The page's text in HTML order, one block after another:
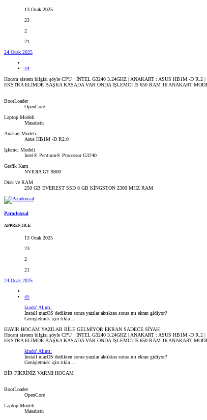
13 Ocak 2025
23
2
21
24 Ocak 2025
#4
Hocam sistem bilgisi şöyle CPU : İNTEL G3240 3.24GHZ | ANAKART : ASUS HB1M -D
EKSTRA ELİMDE BAŞKA KASADA VAR ONDA İŞLEMCİ İ5 650 RAM 16 ANAKART
BootLoader
OpenCore
Laptop Modeli
Masaüstü
Anakart Modeli
Asus HB1M -D R2.0
İşlemci Modeli
Intel® Pentium® Processor G3240
Grafik Kartı
NVIDIA GT 9800
Disk ve RAM
250 GB EVEREST SSD 8 GB KİNGSTON 2300 MHZ RAM
Paradoxsal
APPRENTICE
13 Ocak 2025
23
2
21
24 Ocak 2025
#5
kindo' Alıntı:
İnstall macOS dedikten sonra yazılar aktıktan sonra mı ekran gidiyor?
Genişletmek için tıkla ...
HAYIR HOCAM YAZILAR BİLE GELMİYOR EKRAN SADECE SİYAH
Hocam sistem bilgisi şöyle CPU : İNTEL G3240 3.24GHZ | ANAKART : ASUS HB1M -D
EKSTRA ELİMDE BAŞKA KASADA VAR ONDA İŞLEMCİ İ5 650 RAM 16 ANAKART
kindo' Alıntı:
İnstall macOS dedikten sonra yazılar aktıktan sonra mı ekran gidiyor?
Genişletmek için tıkla ...
BİR FİKRİNİZ VARMI HOCAM
BootLoader
OpenCore
Laptop Modeli
Masaüstü